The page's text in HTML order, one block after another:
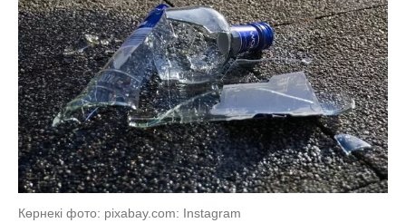
Көрнекі фото: pixabay.com: Instagram